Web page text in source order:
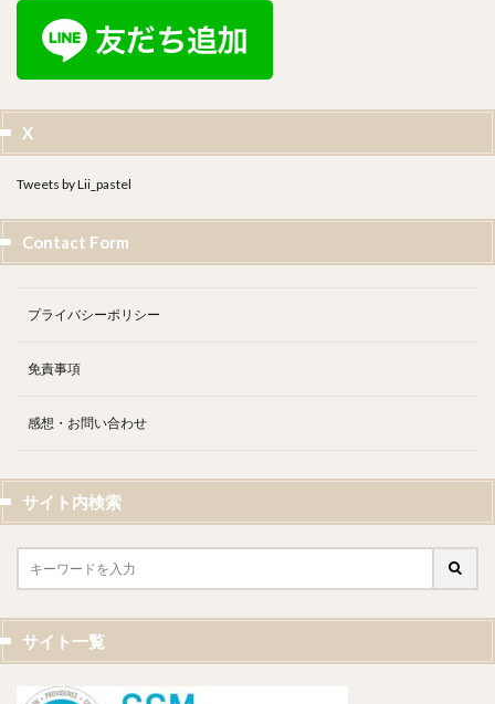
X
Tweets by Lii_pastel
Contact Form
プライバシーポリシー
免責事項
感想・お問い合わせ
サイト内検索
サイト一覧